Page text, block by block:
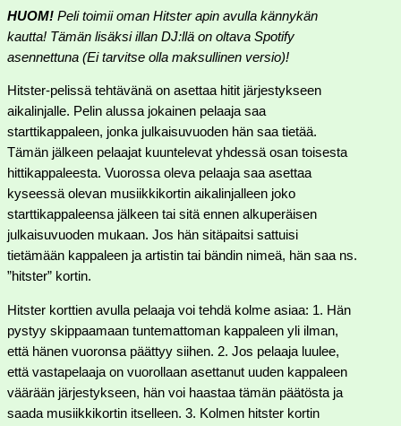
HUOM! Peli toimii oman Hitster apin avulla kännykän
kautta! Tämän lisäksi illan DJ:llä on oltava Spotify
asennettuna (Ei tarvitse olla maksullinen versio)!
Hitster-pelissä tehtävänä on asettaa hitit järjestykseen
aikalinjalle. Pelin alussa jokainen pelaaja saa
starttikappaleen, jonka julkaisuvuoden hän saa tietää.
Tämän jälkeen pelaajat kuuntelevat yhdessä osan toisesta
hittikappaleesta. Vuorossa oleva pelaaja saa asettaa
kyseessä olevan musiikkikortin aikalinjalleen joko
starttikappaleensa jälkeen tai sitä ennen alkuperäisen
julkaisuvuoden mukaan. Jos hän sitäpaitsi sattuisi
tietämään kappaleen ja artistin tai bändin nimeä, hän saa ns.
”hitster” kortin.
Hitster korttien avulla pelaaja voi tehdä kolme asiaa: 1. Hän
pystyy skippaamaan tuntemattoman kappaleen yli ilman,
että hänen vuoronsa päättyy siihen. 2. Jos pelaaja luulee,
että vastapelaaja on vuorollaan asettanut uuden kappaleen
väärään järjestykseen, hän voi haastaa tämän päätösta ja
saada musiikkikortin itselleen. 3. Kolmen hitster kortin